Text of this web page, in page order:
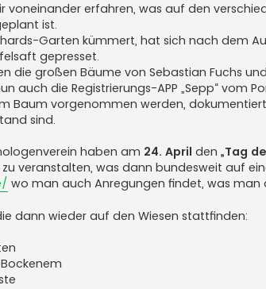
voneinander erfahren, was auf den
ist.
Garten kümmert, hat sich nach dem
gepresset.
die großen Bäume von Sebastian Fuchs
auch die Registrierungs-APP „Sepp“ vom
Baum vorgenommen werden,
sind.
haben am 24. April den „Tag
veranstalten, was dann bundesweit auf
wo man auch Anregungen findet, was man
dann wieder auf den Wiesen stattfinden: